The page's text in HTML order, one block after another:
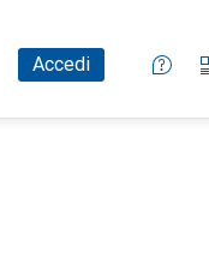
Accedi
confronto
desideri